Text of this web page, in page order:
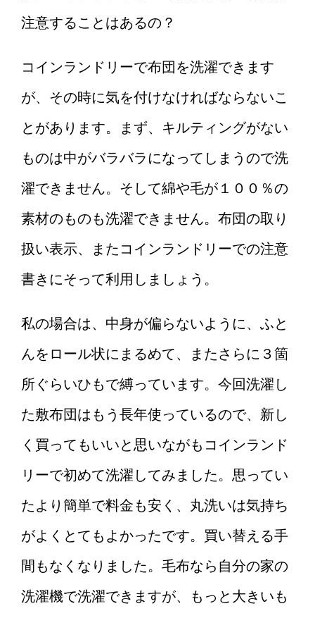
注意することはあるの？
コインランドリーで布団を洗濯できます
が、その時に気を付けなければならないこ
とがあります。まず、キルティングがない
ものは中がバラバラになってしまうので洗
濯できません。そして綿や毛が１００％の
素材のものも洗濯できません。布団の取り
扱い表示、またコインランドリーでの注意
書きにそって利用しましょう。
私の場合は、中身が偏らないように、ふと
んをロール状にまるめて、またさらに３箇
所ぐらいひもで縛っています。今回洗濯し
た敷布団はもう長年使っているので、新し
く買ってもいいと思いながもコインランド
リーで初めて洗濯してみました。思ってい
たより簡単で料金も安く、丸洗いは気持ち
がよくとてもよかったです。買い替える手
間もなくなりました。毛布なら自分の家の
洗濯機で洗濯できますが、もっと大きいも